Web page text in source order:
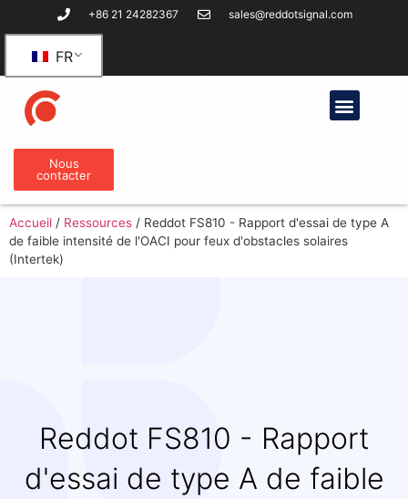
+86 21 24282367 sales@reddotsignal.com
FR
Nous
contacter
Accueil / Ressources / Reddot FS810 - Rapport d'essai de type A
de faible intensité de l'OACI pour feux d'obstacles solaires
(Intertek)
Reddot FS810 - Rapport
d'essai de type A de faible